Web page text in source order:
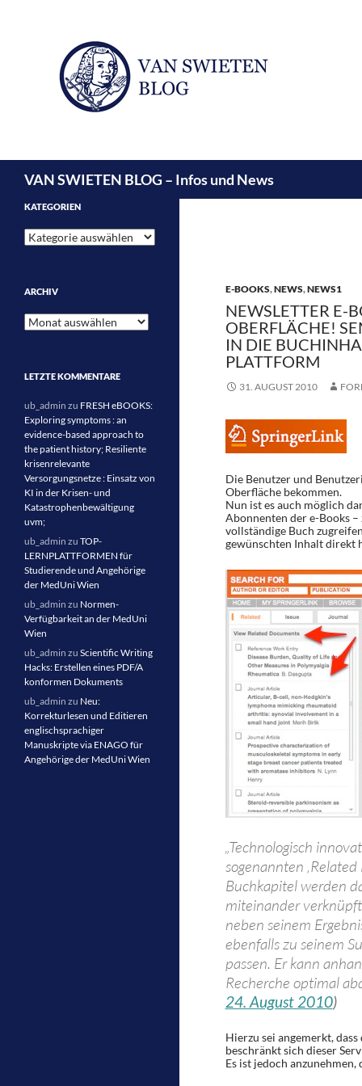
VAN SWIETEN BLOG – Infos und News
E-BOOKS,NEWS,NEWS1
NEWSLETTER E-
OBERFLÄCHE!
IN DIE
PLATTFORM
31. AUGUST 2010
Die Benutzer und
Oberfläche bekommen.
Nun ist es auch möglich
Abonnenten der e-Books
vollständige Buch
gewünschten Inhalt direkt
„Technologisch
sogenannten
Buchkapitel werden
miteinander
neben seinem
ebenfalls zu seinem
passen. Er kann
Recherche optimal
24. August 2010)
Hierzu sei angemerkt,
beschränkt sich dieser
Es ist jedoch
KATEGORIEN
Kategorien
ARCHIV
Archiv
LETZTE KOMMENTARE
ub_admin zu FRESH eBOOKS:
Exploring symptoms : an
evidence-based approach to
the patient history; Resiliente
krisenrelevante
Versorgungsnetze : Einsatz von
KI in der Krisen- und
Katastrophenbewältigung
uvm;
ub_admin zu TOP-
LERNPLATTFORMEN für
Studierende und Angehörige
der MedUni Wien
ub_admin zu Normen-
Verfügbarkeit an der MedUni
Wien
ub_admin zu Scientific Writing
Hacks: Erstellen eines PDF/A
konformen Dokuments
ub_admin zu Neu:
Korrekturlesen und Editieren
englischsprachiger
Manuskripte via ENAGO für
Angehörige der MedUni Wien